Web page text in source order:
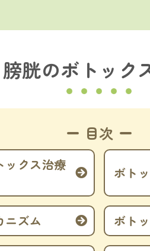
膀胱のボトック
目次
ックス治療
ボト
ニズム ボト